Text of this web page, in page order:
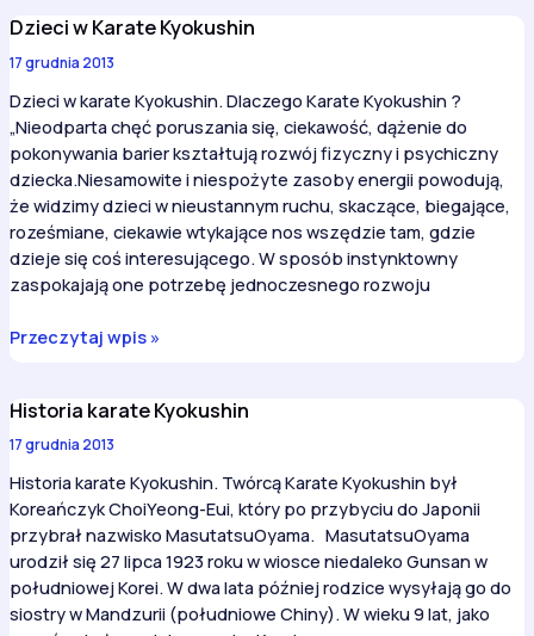
Dzieci w Karate Kyokushin
17 grudnia 2013
Dzieci w karate Kyokushin. Dlaczego Karate Kyokushin ?
„Nieodparta chęć poruszania się, ciekawość, dążenie do
pokonywania barier kształtują rozwój fizyczny i psychiczny
dziecka.Niesamowite i niespożyte zasoby energii powodują,
że widzimy dzieci w nieustannym ruchu, skaczące, biegające,
roześmiane, ciekawie wtykające nos wszędzie tam, gdzie
dzieje się coś interesującego. W sposób instynktowny
zaspokajają one potrzebę jednoczesnego rozwoju
Dzieci
Kyokushin
Przeczytaj wpis »
Historia karate Kyokushin
17 grudnia 2013
Historia karate Kyokushin. Twórcą Karate Kyokushin był
Koreańczyk ChoiYeong-Eui, który po przybyciu do Japonii
przybrał nazwisko MasutatsuOyama. MasutatsuOyama
urodził się 27 lipca 1923 roku w wiosce niedaleko Gunsan w
południowej Korei. W dwa lata później rodzice wysyłają go do
siostry w Mandzurii (południowe Chiny). W wieku 9 lat, jako